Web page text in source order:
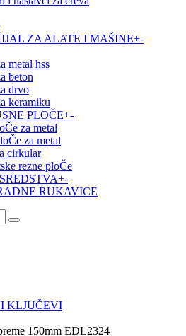
ZA ALATE I MAŠINE+-
metal hss
beton
drvo
keramiku
PLOČE+-
za metal
za metal
cirkular
rezne ploČe
+-
RUKAVICE
KLJUČEVI
150mm EDL2324